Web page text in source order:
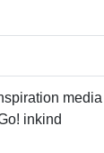
media
inkind